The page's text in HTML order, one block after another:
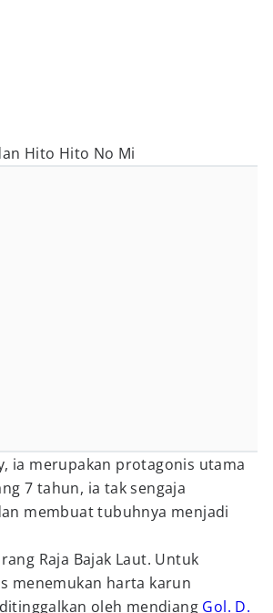
Hito Hito No Mi
ia merupakan protagonis utama
7 tahun, ia tak sengaja
membuat tubuhnya menjadi
Raja Bajak Laut. Untuk
menemukan harta karun
oleh mendiang Gol. D.